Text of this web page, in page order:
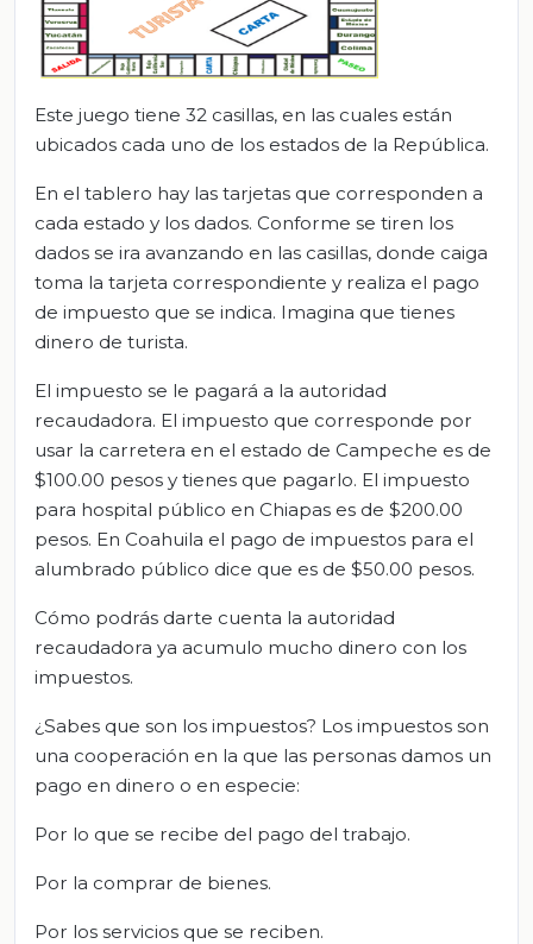
Este juego tiene 32 casillas, en las cuales están
ubicados cada uno de los estados de la República.
En el tablero hay las tarjetas que corresponden a
cada estado y los dados. Conforme se tiren los
dados se ira avanzando en las casillas, donde caiga
toma la tarjeta correspondiente y realiza el pago
de impuesto que se indica. Imagina que tienes
dinero de turista.
El impuesto se le pagará a la autoridad
recaudadora. El impuesto que corresponde por
usar la carretera en el estado de Campeche es de
$100.00 pesos y tienes que pagarlo. El impuesto
para hospital público en Chiapas es de $200.00
pesos. En Coahuila el pago de impuestos para el
alumbrado público dice que es de $50.00 pesos.
Cómo podrás darte cuenta la autoridad
recaudadora ya acumulo mucho dinero con los
impuestos.
¿Sabes que son los impuestos? Los impuestos son
una cooperación en la que las personas damos un
pago en dinero o en especie:
Por lo que se recibe del pago del trabajo.
Por la comprar de bienes.
Por los servicios que se reciben.